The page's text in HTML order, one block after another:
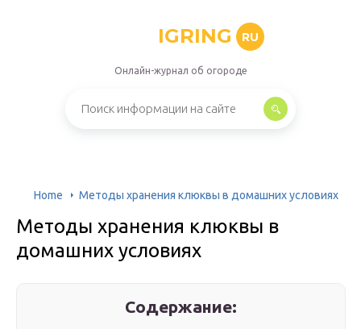
IGRING RU
Онлайн-журнал об огороде
Home Методы хранения клюквы в домашних условиях
Методы хранения клюквы в
домашних условиях
Содержание: